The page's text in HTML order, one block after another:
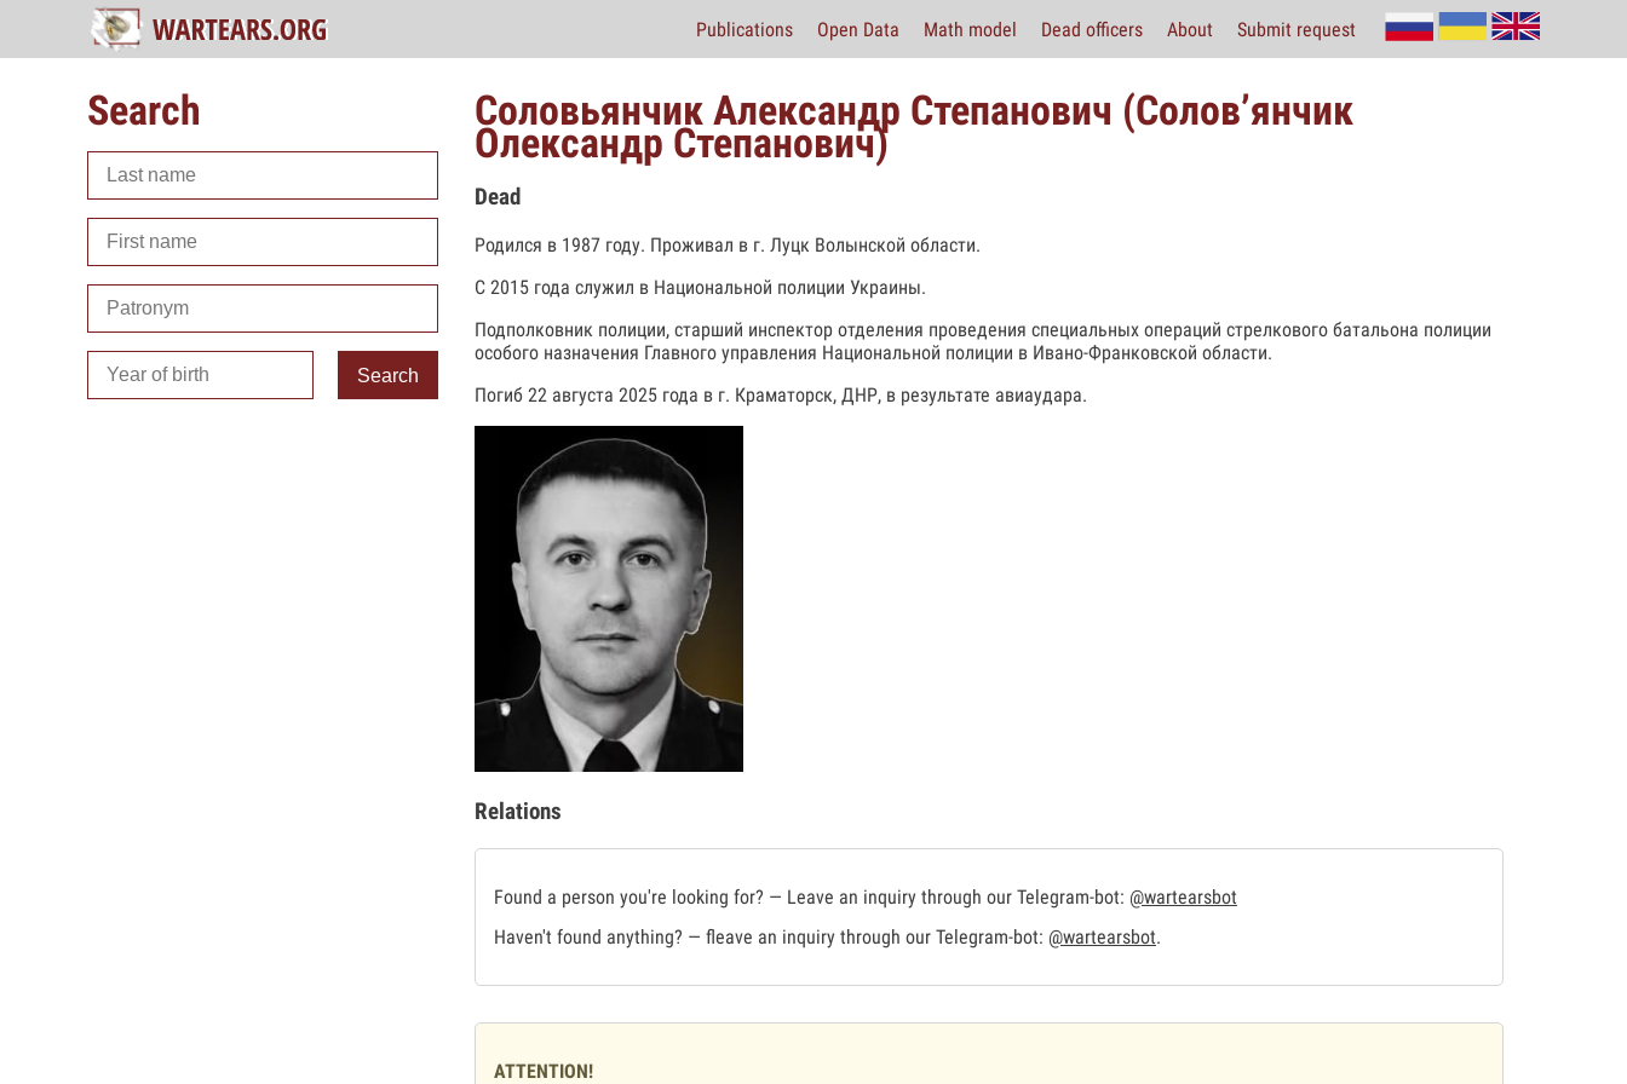
Publications Open Data Math model Dead officers About Submit request
Search
Search
Соловьянчик Александр Степанович (Соловʼянчик
Олександр Степанович)
Dead
Родился в 1987 году. Проживал в г. Луцк Волынской области.
С 2015 года служил в Национальной полиции Украины.
Подполковник полиции, старший инспектор отделения проведения специальных операций стрелкового батальона полиции
особого назначения Главного управления Национальной полиции в Ивано-Франковской области.
Погиб 22 августа 2025 года в г. Краматорск, ДНР, в результате авиаудара.
Relations
Found a person you're looking for? — Leave an inquiry through our Telegram-bot: @wartearsbot
Haven't found anything? — fleave an inquiry through our Telegram-bot: @wartearsbot.
ATTENTION!